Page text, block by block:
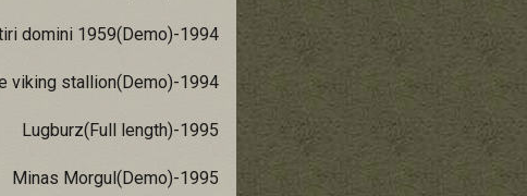
1994-Anno mortiri domini 1959(Demo)
1994-Upon the viking stallion(Demo)
1995-Lugburz(Full length)
1995-Minas Morgul(Demo)